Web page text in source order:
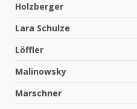
Holzberger
Lara Schulze
Löffler
Malinowsky
Marschner